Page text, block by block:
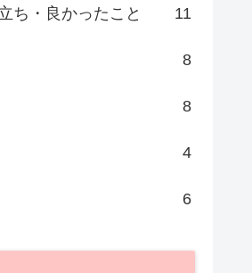
ち・良かったこと 11
8
8
4
6